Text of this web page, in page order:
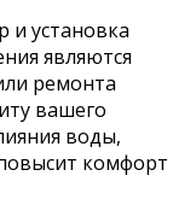
установка
являются
ремонта
вашего
воды,
комфорт